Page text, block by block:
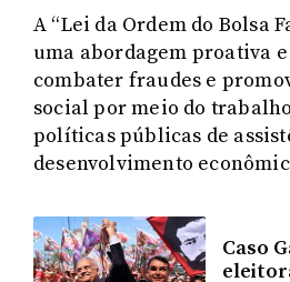
A “Lei da Ordem do Bolsa
uma abordagem proativa
combater fraudes e
social por meio do
políticas públicas de
desenvolvimento
Caso